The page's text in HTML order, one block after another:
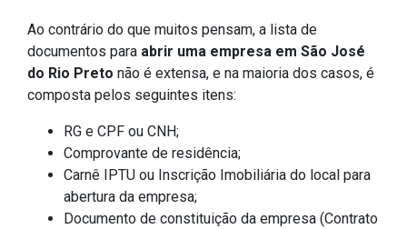
Ao contrário do que muitos pensam, a lista de
documentos para abrir uma empresa em São José
do Rio Preto não é extensa, e na maioria dos casos, é
composta pelos seguintes itens:
RG e CPF ou CNH;
Comprovante de residência;
Carnê IPTU ou Inscrição Imobiliária do local para
abertura da empresa;
Documento de constituição da empresa (Contrato